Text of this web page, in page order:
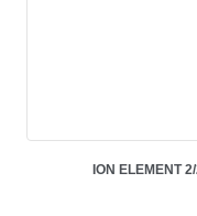
ION ELEMENT